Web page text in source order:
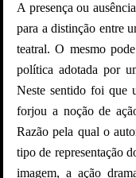
A presença ou
para a distinção entre
teatral. O mesmo
política adotada por
Neste sentido foi que
forjou a noção de
Razão pela qual o
tipo de representação
imagem, a ação